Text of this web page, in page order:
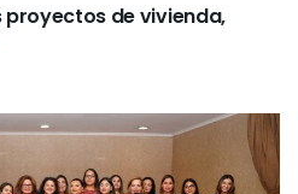
de vivienda,